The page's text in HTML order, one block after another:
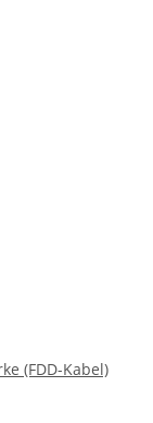
(FDD-Kabel)